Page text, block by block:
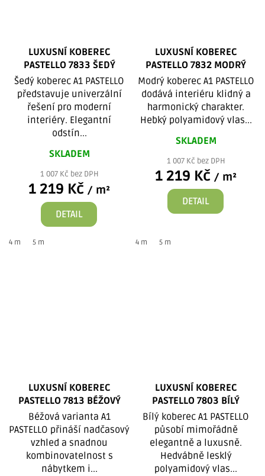
LUXUSNÍ KOBEREC
PASTELLO 7833 ŠEDÝ
Šedý koberec A1 PASTELLO
představuje univerzální
řešení pro moderní
interiéry. Elegantní
odstín...
SKLADEM
1 007 Kč bez DPH
1 219 Kč / m²
DETAIL
4 m 5 m
LUXUSNÍ KOBEREC
PASTELLO 7832 MODRÝ
Modrý koberec A1 PASTELLO
dodává interiéru klidný a
harmonický charakter.
Hebký polyamidový vlas...
SKLADEM
1 007 Kč bez DPH
1 219 Kč / m²
DETAIL
4 m 5 m
LUXUSNÍ KOBEREC
PASTELLO 7813 BÉŽOVÝ
Béžová varianta A1
PASTELLO přináší nadčasový
vzhled a snadnou
kombinovatelnost s
nábytkem i...
LUXUSNÍ KOBEREC
PASTELLO 7803 BÍLÝ
Bílý koberec A1 PASTELLO
působí mimořádně
elegantně a luxusně.
Hedvábně lesklý
polyamidový vlas...